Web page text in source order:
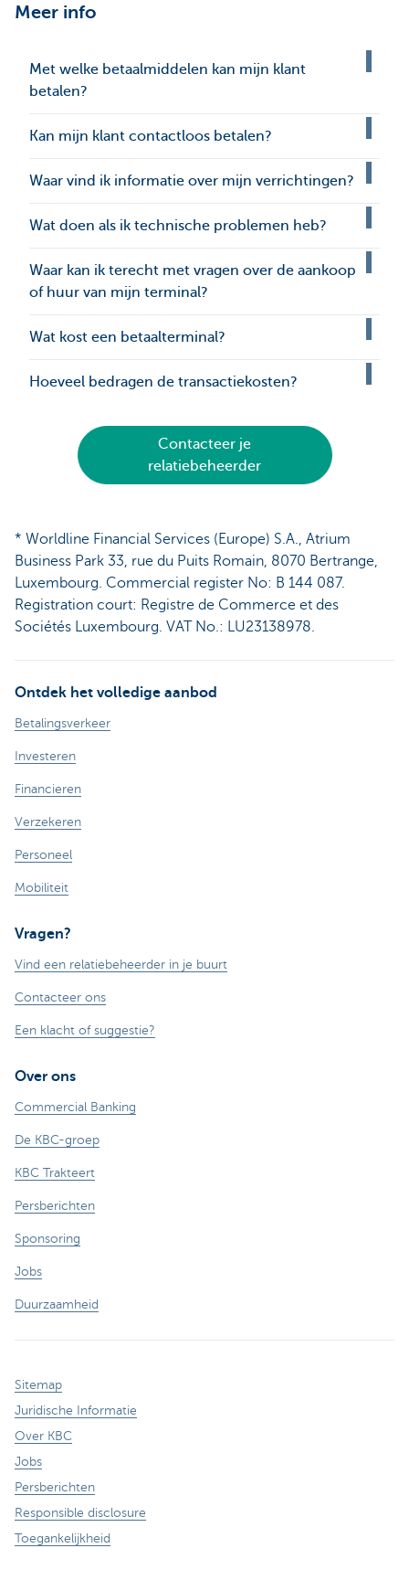
Meer info
Met welke betaalmiddelen kan mijn klant
betalen?
Kan mijn klant contactloos betalen?
Waar vind ik informatie over mijn verrichtingen?
Wat doen als ik technische problemen heb?
Waar kan ik terecht met vragen over de aankoop
of huur van mijn terminal?
Wat kost een betaalterminal?
Hoeveel bedragen de transactiekosten?
Contacteer je
relatiebeheerder
* Worldline Financial Services (Europe) S.A., Atrium
Business Park 33, rue du Puits Romain, 8070 Bertrange,
Luxembourg. Commercial register No: B 144 087.
Registration court: Registre de Commerce et des
Sociétés Luxembourg. VAT No.: LU23138978.
Ontdek het volledige aanbod
Betalingsverkeer
Investeren
Financieren
Verzekeren
Personeel
Mobiliteit
Vragen?
Vind een relatiebeheerder in je buurt
Contacteer ons
Een klacht of suggestie?
Over ons
Commercial Banking
De KBC-groep
KBC Trakteert
Persberichten
Sponsoring
Jobs
Duurzaamheid
Sitemap
Juridische Informatie
Over KBC
Jobs
Persberichten
Responsible disclosure
Toegankelijkheid